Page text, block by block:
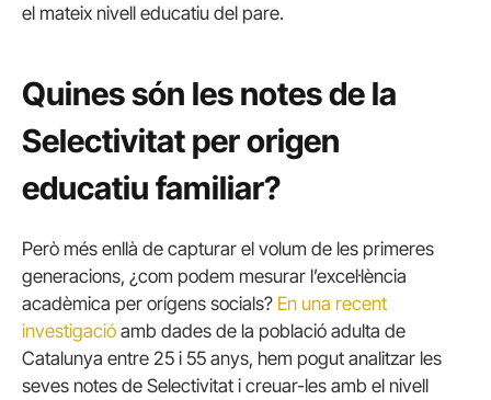
el mateix nivell educatiu del pare.
Quines són les notes de la
Selectivitat per origen
educatiu familiar?
Però més enllà de capturar el volum de les primeres
generacions, ¿com podem mesurar l’excel·lència
acadèmica per orígens socials? En una recent
investigació amb dades de la població adulta de
Catalunya entre 25 i 55 anys, hem pogut analitzar les
seves notes de Selectivitat i creuar-les amb el nivell